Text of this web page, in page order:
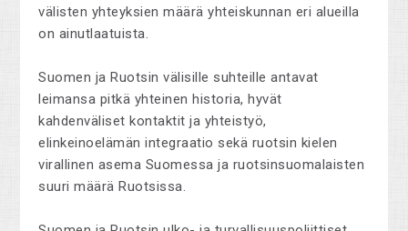
välisten yhteyksien määrä yhteiskunnan eri alueilla
on ainutlaatuista.
Suomen ja Ruotsin välisille suhteille antavat
leimansa pitkä yhteinen historia, hyvät
kahdenväliset kontaktit ja yhteistyö,
elinkeinoelämän integraatio sekä ruotsin kielen
virallinen asema Suomessa ja ruotsinsuomalaisten
suuri määrä Ruotsissa.